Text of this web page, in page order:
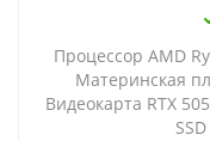
Процессор AMD
Материнская
Видеокарта RTX